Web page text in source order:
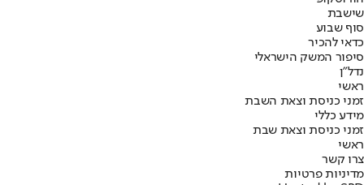
שישבת
סוף שבוע
כדאי להכיר
סיפור המשק הישראלי
נדל"ן
ראשי
זמני כניסת וצאת השבת
מידע כללי
זמני כניסת וצאת שבת
ראשי
צרו קשר
מדיניות פרטיות